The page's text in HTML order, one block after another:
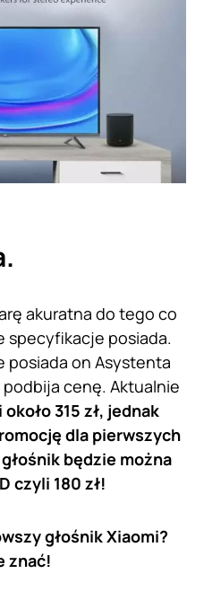
akuratna do tego co
specyfikacje posiada.
posiada on Asystenta
cenę. Aktualnie
około 315 zł, jednak
dla pierwszych
będzie można
czyli 180 zł!
głośnik Xiaomi?
znać!